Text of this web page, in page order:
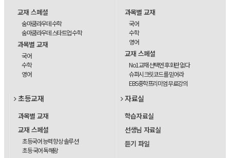
교재 스페셜
숨마쿰라우데 수학
숨마쿰라우데 스타트업 수학
과목별 교재
국어
수학
영어
과목별 교재
국어
수학
영어
교재 스페셜
No1교재 선택엔 후회란 없다
슈퍼시크릿코드를 믿어라
EBS중학프리미엄 무료강의
초등교재
과목별 교재
교재 스페셜
초등국어 능력 향상 솔루션
초등 국어 독해왕
자료실
학습자료실
선생님 자료실
듣기 파일